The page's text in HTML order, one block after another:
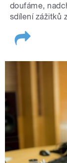
doufáme,
sdílení zážitků